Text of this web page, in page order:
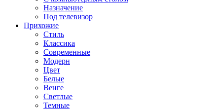
Назначение
Под телевизор
Прихожие
Стиль
Классика
Современные
Модерн
Цвет
Белые
Венге
Светлые
Темные